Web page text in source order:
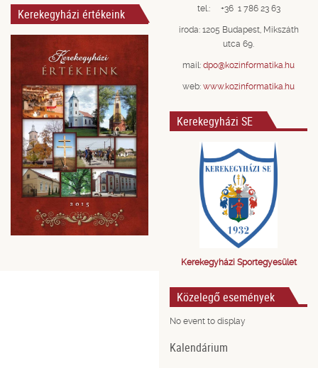
Kerekegyházi értékeink tel.: +36 1 786 23 63
iroda: 1205 Budapest, Mikszáth
utca 69.
mail: dpo@kozinformatika.hu
web: www.kozinformatika.hu
Kerekegyházi SE
Kerekegyházi Sportegyesület
Közelegő események
No event to display
Kalendárium